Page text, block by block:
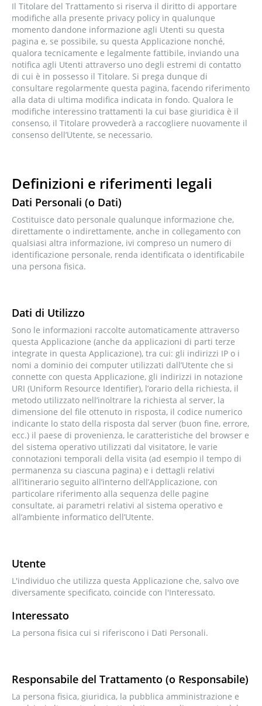
Il Titolare del Trattamento si riserva il diritto di apportare
modifiche alla presente privacy policy in qualunque
momento dandone informazione agli Utenti su questa
pagina e, se possibile, su questa Applicazione nonché,
qualora tecnicamente e legalmente fattibile, inviando una
notifica agli Utenti attraverso uno degli estremi di contatto
di cui è in possesso il Titolare. Si prega dunque di
consultare regolarmente questa pagina, facendo riferimento
alla data di ultima modifica indicata in fondo. Qualora le
modifiche interessino trattamenti la cui base giuridica è il
consenso, il Titolare provvederà a raccogliere nuovamente il
consenso dell’Utente, se necessario.
Definizioni e riferimenti legali
Dati Personali (o Dati)
Costituisce dato personale qualunque informazione che,
direttamente o indirettamente, anche in collegamento con
qualsiasi altra informazione, ivi compreso un numero di
identificazione personale, renda identificata o identificabile
una persona fisica.
Dati di Utilizzo
Sono le informazioni raccolte automaticamente attraverso
questa Applicazione (anche da applicazioni di parti terze
integrate in questa Applicazione), tra cui: gli indirizzi IP o i
nomi a dominio dei computer utilizzati dall’Utente che si
connette con questa Applicazione, gli indirizzi in notazione
URI (Uniform Resource Identifier), l’orario della richiesta, il
metodo utilizzato nell’inoltrare la richiesta al server, la
dimensione del file ottenuto in risposta, il codice numerico
indicante lo stato della risposta dal server (buon fine, errore,
ecc.) il paese di provenienza, le caratteristiche del browser e
del sistema operativo utilizzati dal visitatore, le varie
connotazioni temporali della visita (ad esempio il tempo di
permanenza su ciascuna pagina) e i dettagli relativi
all’itinerario seguito all’interno dell’Applicazione, con
particolare riferimento alla sequenza delle pagine
consultate, ai parametri relativi al sistema operativo e
all’ambiente informatico dell’Utente.
Utente
L'individuo che utilizza questa Applicazione che, salvo ove
diversamente specificato, coincide con l'Interessato.
Interessato
La persona fisica cui si riferiscono i Dati Personali.
Responsabile del Trattamento (o Responsabile)
La persona fisica, giuridica, la pubblica amministrazione e